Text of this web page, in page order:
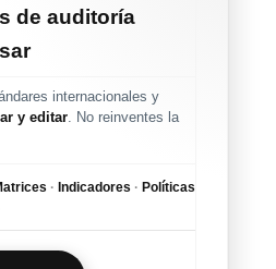
de auditoría
internacionales y
y editar . No reinventes la
· Indicadores · Políticas